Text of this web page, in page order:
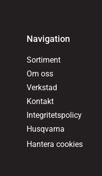
Navigation
Sortiment
Om oss
Verkstad
Kontakt
Integritetspolicy
Husqvarna
Hantera cookies